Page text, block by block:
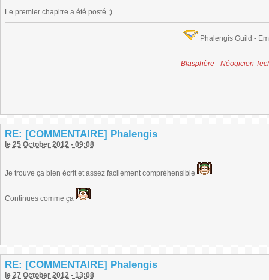
Le premier chapitre a été posté ;)
Phalengis Guild -
Blasphère - Néogicien
RE: [COMMENTAIRE] Phalengis
le 25 October 2012 - 09:08
Je trouve ça bien écrit et assez facilement compréhensible
Continues comme ça
RE: [COMMENTAIRE] Phalengis
le 27 October 2012 - 13:08